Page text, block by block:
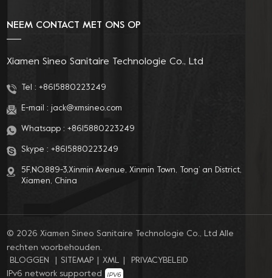
NEEM CONTACT MET ONS OP
Xiamen Sineo Sanitaire Technologie Co., Ltd
Tel : +8615880223249
E-mail : jack@xmsineo.com
Whatsapp : +8615880223249
Skype : +8615880223249
5F,NO.889-3,Xinmin Avenue, Xinmin Town, Tong’ an District,
Xiamen, China
© 2026 Xiamen Sineo Sanitaire Technologie Co., Ltd Alle
rechten voorbehouden.
BLOGGEN
SITEMAP XML
PRIVACYBELEID
IPv6 network supported